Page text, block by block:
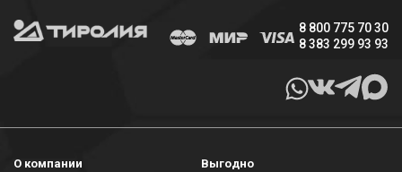
8 800 775 70 30
8 383 299 93 93
О компании
Выгодно